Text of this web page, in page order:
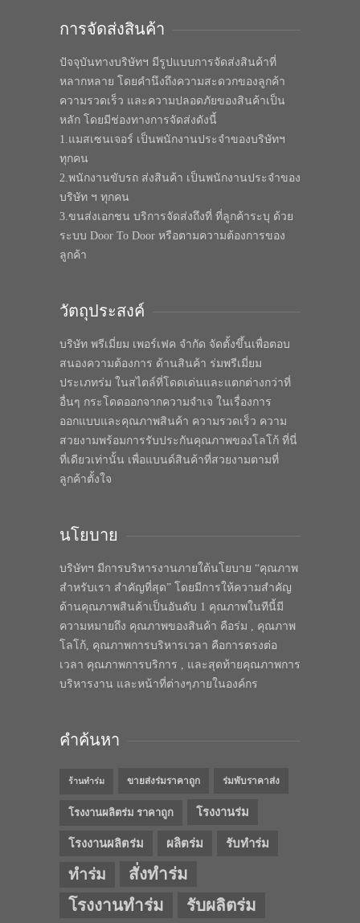
การจัดส่งสินค้า
ปัจจุบันทางบริษัทฯ มีรูปแบบการจัดส่งสินค้าที่
หลากหลาย โดยคำนึงถึงความสะดวกของลูกค้า
ความรวดเร็ว และความปลอดภัยของสินค้าเป็น
หลัก โดยมีช่องทางการจัดส่งดังนี้
1.แมสเซนเจอร์ เป็นพนักงานประจำของบริษัทฯ
ทุกคน
2.พนักงานขับรถ ส่งสินค้า เป็นพนักงานประจำของ
บริษัท ฯ ทุกคน
3.ขนส่งเอกชน บริการจัดส่งถึงที่ ที่ลูกค้าระบุ ด้วย
ระบบ Door To Door หรือตามความต้องการของ
ลูกค้า
วัตถุประสงค์
บริษัท พรีเมี่ยม เพอร์เฟค จำกัด จัดตั้งขึ้นเพื่อตอบ
สนองความต้องการ ด้านสินค้า ร่มพรีเมี่ยม
ประเภทร่ม ในสไตล์ที่โดดเด่นและแตกต่างกว่าที่
อื่นๆ กระโดดออกจากความจำเจ ในเรื่องการ
ออกแบบและคุณภาพสินค้า ความรวดเร็ว ความ
สวยงามพร้อมการรับประกันคุณภาพของโลโก้ ที่นี่
ที่เดียวเท่านั้น เพื่อแบนด์สินค้าที่สวยงามตามที่
ลูกค้าตั้งใจ
นโยบาย
บริษัทฯ มีการบริหารงานภายใต้นโยบาย “คุณภาพ
สำหรับเรา สำคัญที่สุด” โดยมีการให้ความสำคัญ
ด้านคุณภาพสินค้าเป็นอันดับ 1 คุณภาพในทีนี้มี
ความหมายถึง คุณภาพของสินค้า คือร่ม , คุณภาพ
โลโก้, คุณภาพการบริหารเวลา คือการตรงต่อ
เวลา คุณภาพการบริการ , และสุดท้ายคุณภาพการ
บริหารงาน และหน้าที่ต่างๆภายในองค์กร
คำค้นหา
ร้านทำร่ม ขายส่งร่มราคาถูก ร่มพับราคาส่ง
โรงงานผลิตร่ม ราคาถูก โรงงานร่ม
โรงงานผลิตร่ม ผลิตร่ม รับทำร่ม
ทำร่ม
สั่งทำร่ม
โรงงานทำร่ม
รับผลิตร่ม